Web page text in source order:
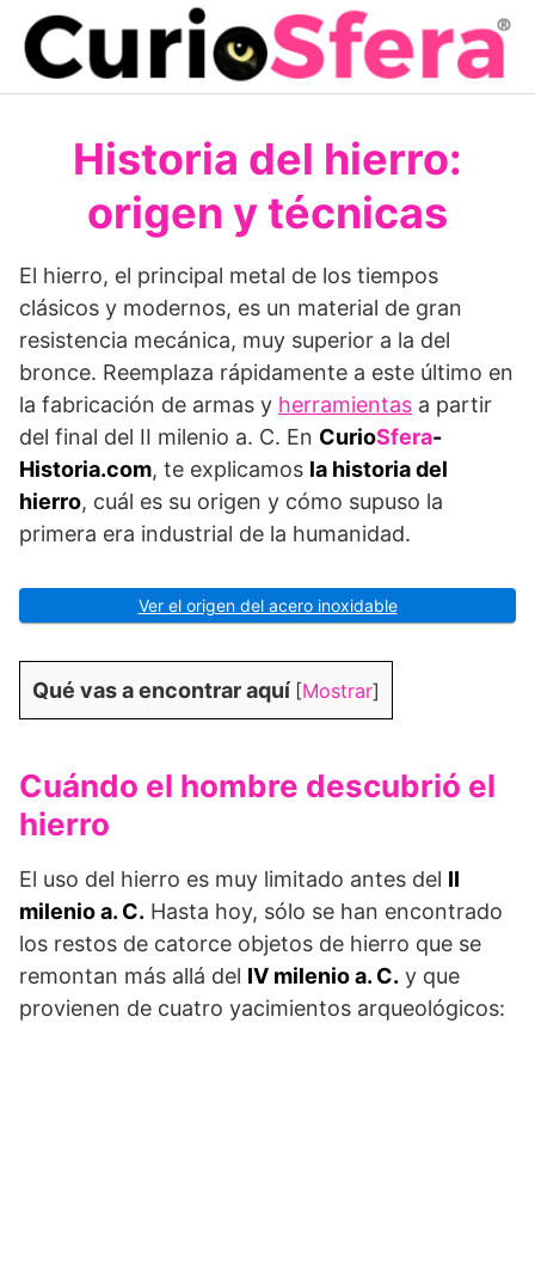
Saltar
contenido
Historia del hierro:
origen y técnicas
El hierro, el principal metal de los tiempos
clásicos y modernos, es un material de gran
resistencia mecánica, muy superior a la del
bronce. Reemplaza rápidamente a este último en
la fabricación de armas y herramientas a partir
del final del II milenio a. C. En CurioSfera-
Historia.com, te explicamos la historia del
hierro, cuál es su origen y cómo supuso la
primera era industrial de la humanidad.
Ver el origen del acero inoxidable
Qué vas a encontrar aquí [Mostrar]
Cuándo el hombre descubrió el
hierro
El uso del hierro es muy limitado antes del II
milenio a. C. Hasta hoy, sólo se han encontrado
los restos de catorce objetos de hierro que se
remontan más allá del IV milenio a. C. y que
provienen de cuatro yacimientos arqueológicos: